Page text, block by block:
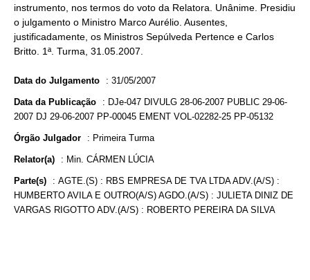
instrumento, nos termos do voto da Relatora. Unânime. Presidiu
o julgamento o Ministro Marco Aurélio. Ausentes,
justificadamente, os Ministros Sepúlveda Pertence e Carlos
Britto. 1ª. Turma, 31.05.2007.
Data do Julgamento : 31/05/2007
Data da Publicação : DJe-047 DIVULG 28-06-2007 PUBLIC 29-06-
2007 DJ 29-06-2007 PP-00045 EMENT VOL-02282-25 PP-05132
Órgão Julgador : Primeira Turma
Relator(a) : Min. CÁRMEN LÚCIA
Parte(s) : AGTE.(S) : RBS EMPRESA DE TVA LTDA ADV.(A/S) :
HUMBERTO AVILA E OUTRO(A/S) AGDO.(A/S) : JULIETA DINIZ DE
VARGAS RIGOTTO ADV.(A/S) : ROBERTO PEREIRA DA SILVA